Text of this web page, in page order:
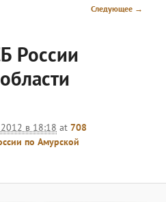
Навигация
Следующее →
России
в 18:18 at708
по Амурской